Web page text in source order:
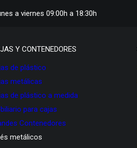
a viernes 09:00h a 18:30h
Y CONTENEDORES
de plástico
metálicas
de plástico a medida
para cajas
Contenedores
metálicos